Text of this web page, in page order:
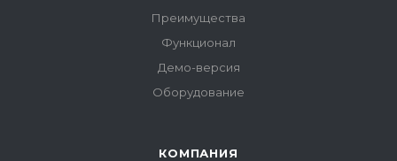
Преимущества
Функционал
Демо-версия
Оборудование
КОМПАНИЯ